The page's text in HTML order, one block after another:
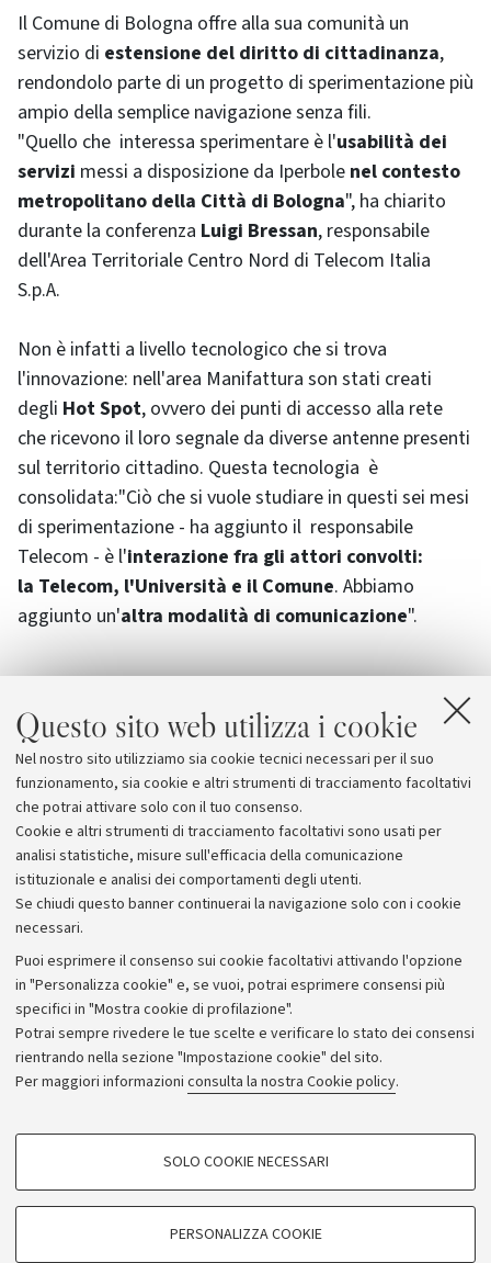
Questo sito web utilizza i cookie
Nel nostro sito utilizziamo sia cookie tecnici necessari per il suo
funzionamento, sia cookie e altri strumenti di tracciamento facoltativi
che potrai attivare solo con il tuo consenso.
Cookie e altri strumenti di tracciamento facoltativi sono usati per
analisi statistiche, misure sull'efficacia della comunicazione
istituzionale e analisi dei comportamenti degli utenti.
Se chiudi questo banner continuerai la navigazione solo con i cookie
necessari.
Puoi esprimere il consenso sui cookie facoltativi attivando l'opzione
in "Personalizza cookie" e, se vuoi, potrai esprimere consensi più
specifici in "Mostra cookie di profilazione".
Potrai sempre rivedere le tue scelte e verificare lo stato dei consensi
rientrando nella sezione "Impostazione cookie" del sito.
Per maggiori informazioni consulta la nostra Cookie policy.
COOKIE DI PROFILAZIONE - FACOLTATIVI
SOLO COOKIE NECESSARI
PERSONALIZZA COOKIE
Il Comune di Bologna offre alla sua comunità un
servizio di estensione del diritto di cittadinanza,
rendondolo parte di un progetto di sperimentazione più
ampio della semplice navigazione senza fili.
"Quello che interessa sperimentare è l'usabilità dei
servizi messi a disposizione da Iperbole nel contesto
metropolitano della Città di Bologna", ha chiarito
durante la conferenza Luigi Bressan, responsabile
dell'Area Territoriale Centro Nord di Telecom Italia
S.p.A.
Non è infatti a livello tecnologico che si trova
l'innovazione: nell'area Manifattura son stati creati
degli Hot Spot, ovvero dei punti di accesso alla rete
che ricevono il loro segnale da diverse antenne presenti
sul territorio cittadino. Questa tecnologia è
consolidata:"Ciò che si vuole studiare in questi sei mesi
di sperimentazione - ha aggiunto il responsabile
Telecom - è l'interazione fra gli attori convolti:
la Telecom, l'Università e il Comune. Abbiamo
aggiunto un'altra modalità di comunicazione".
Allegati
Iperbole Wireless
Archivio
Comunicati stampa
Redazione
Rassegna stampa
© Copyright 2026 - ALMA MATER STUDIORUM - Università di